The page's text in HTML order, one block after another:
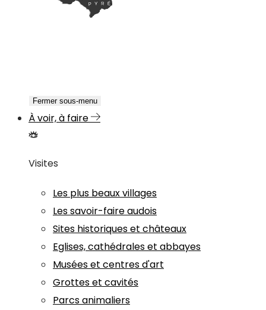
Fermer sous-menu
À voir, à faire
Visites
Les plus beaux villages
Les savoir-faire audois
Sites historiques et châteaux
Eglises, cathédrales et abbayes
Musées et centres d'art
Grottes et cavités
Parcs animaliers